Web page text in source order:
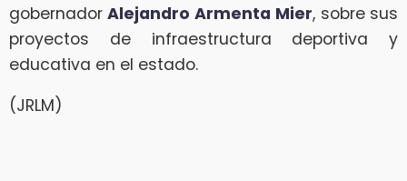
gobernadorAlejandro Armenta Mier, sobre sus
proyectos de infraestructura deportiva y
educativa en el estado.
(JRLM)